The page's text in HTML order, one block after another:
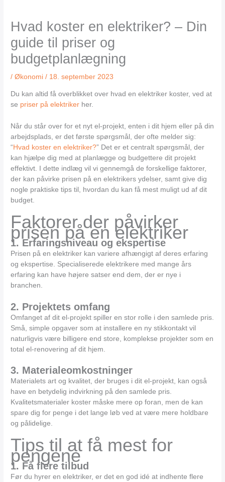
Hvad koster en elektriker? – Din
guide til priser og
budgetplanlægning
/Økonomi / 18. september 2023
Du kan altid få overblikket over hvad en elektriker koster, ved at
se priser på elektriker her.
Når du står over for et nyt el-projekt, enten i dit hjem eller på din
arbejdsplads, er det første spørgsmål, der ofte melder sig:
“ Hvad koster en elektriker?” Det er et centralt spørgsmål, der
kan hjælpe dig med at planlægge og budgettere dit projekt
effektivt. I dette indlæg vil vi gennemgå de forskellige faktorer,
der kan påvirke prisen på en elektrikers ydelser, samt give dig
nogle praktiske tips til, hvordan du kan få mest muligt ud af dit
budget.
Faktorer der påvirker
prisen på en elektriker
1. Erfaringsniveau og ekspertise
Prisen på en elektriker kan variere afhængigt af deres erfaring
og ekspertise. Specialiserede elektrikere med mange års
erfaring kan have højere satser end dem, der er nye i
branchen.
2. Projektets omfang
Omfanget af dit el-projekt spiller en stor rolle i den samlede pris.
Små, simple opgaver som at installere en ny stikkontakt vil
naturligvis være billigere end store, komplekse projekter som en
total el-renovering af dit hjem.
3. Materialeomkostninger
Materialets art og kvalitet, der bruges i dit el-projekt, kan også
have en betydelig indvirkning på den samlede pris.
Kvalitetsmaterialer koster måske mere op foran, men de kan
spare dig for penge i det lange løb ved at være mere holdbare
og pålidelige.
Tips til at få mest for
pengene
1. Få flere tilbud
Før du hyrer en elektriker, er det en god idé at indhente flere